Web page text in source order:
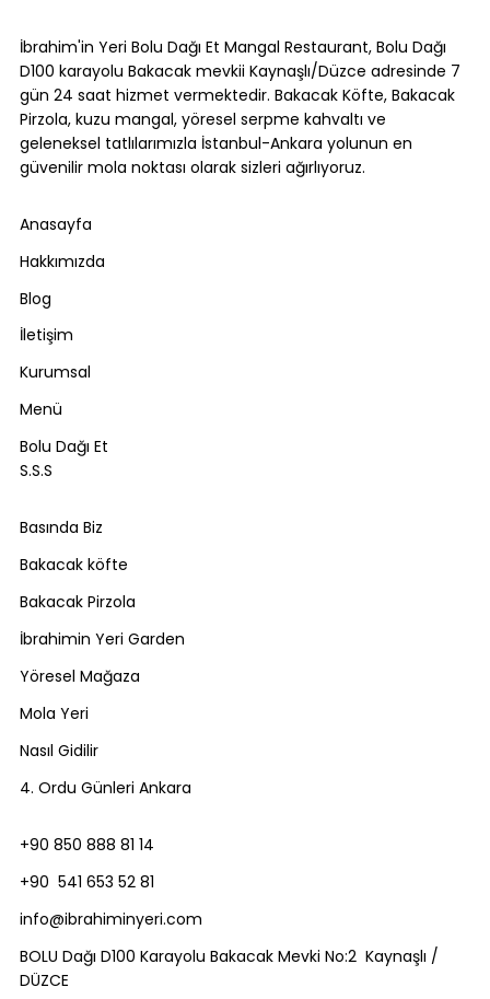
Yapılır?
İbrahim'in Yeri Bolu Dağı Et Mangal Restaurant, Bolu Dağı
D100 karayolu Bakacak mevkii Kaynaşlı/Düzce adresinde 7
gün 24 saat hizmet vermektedir. Bakacak Köfte, Bakacak
Pirzola, kuzu mangal, yöresel serpme kahvaltı ve
geleneksel tatlılarımızla İstanbul-Ankara yolunun en
güvenilir mola noktası olarak sizleri ağırlıyoruz.
Anasayfa
Hakkımızda
Blog
İletişim
Kurumsal
Menü
Bolu Dağı Et
S.S.S
Basında Biz
Bakacak köfte
Bakacak Pirzola
İbrahimin Yeri Garden
Yöresel Mağaza
Mola Yeri
Nasıl Gidilir
4. Ordu Günleri Ankara
+90 850 888 81 14
+90 541 653 52 81
info@ibrahiminyeri.com
BOLU Dağı D100 Karayolu Bakacak Mevki No:2 Kaynaşlı /
DÜZCE